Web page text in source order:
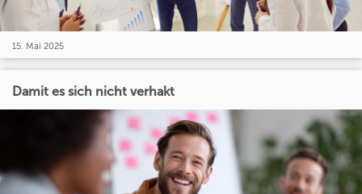
15. Mai 2025
Damit es sich nicht verhakt